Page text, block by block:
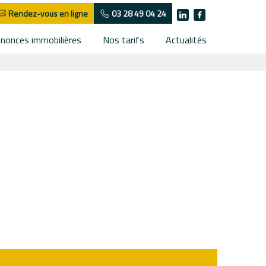
Rendez-vous en ligne 03 28 49 04 24
immobilières Nos tarifs Actualités